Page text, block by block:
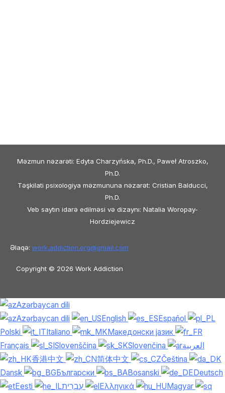
Məzmun nəzarəti: Edyta Charzyńska, Ph.D., Paweł Atroszko,
Ph.D.
Təşkilati psixologiya məzmununa nəzarət: Cristian Balducci,
Ph.D.
Veb saytın idarə edilməsi və dizaynı: Natalia Woropay-
Hordziejewicz
Əlaqə: work.addiction.org@gmail.com
Copyright © 2026 Work Addiction
Azərbaycan dili
Azərbaycan dili
English
Español
Polski
Italiano
Македонски јазик
Français
Slovenščina Slovenčina
العربية
香港中文
简体中文
Čeština
Dansk
Български Bosanski
Deutsch
Eesti
Ελληνικά Magyar